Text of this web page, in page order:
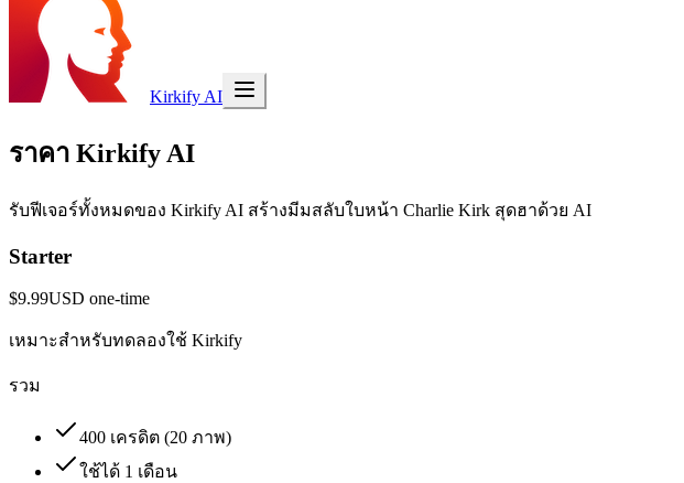
Kirkify AI
ราคา Kirkify AI
รับฟีเจอร์ทั้งหมดของ Kirkify AI สร้างมีมสลับใบหน้า Charlie Kirk สุดฮาด้วย AI
Starter
$9.99USD one-time
เหมาะสำหรับทดลองใช้ Kirkify
รวม
400 เครดิต (20 ภาพ)
ใช้ได้ 1 เดือน